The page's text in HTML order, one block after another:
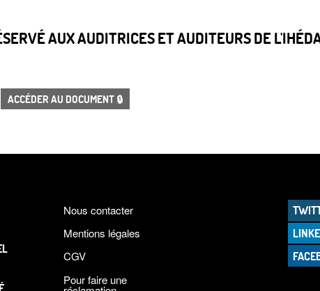
AUX AUDITRICES ET AUDITEURS DE
ACCÉDER AU DOCUMENT 🔒
Nous contacter
Mentions légales
CGV
Pour faire une